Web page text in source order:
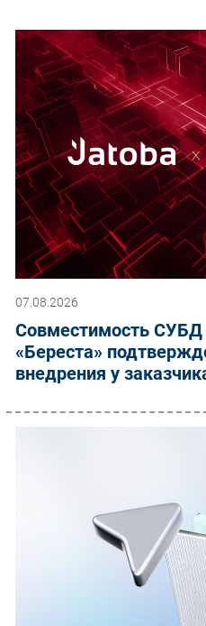
07.08.2026
Совместимость
«Береста»
внедрения у